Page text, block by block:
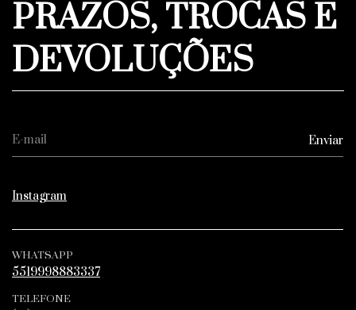
PRAZOS, TROCAS E
DEVOLUÇÕES
Instagram
WHATSAPP
5519998883337
TELEFONE